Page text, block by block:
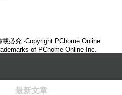
載必究 ‧Copyright PChome Online
of PChome Online Inc.
最新文章